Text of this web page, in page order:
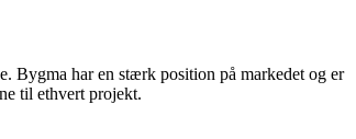
Bygma har en stærk position på markedet og er
til ethvert projekt.